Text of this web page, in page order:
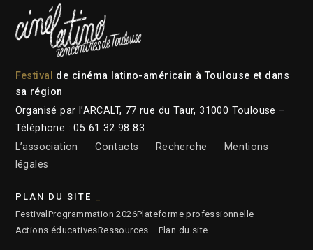
Festival
de cinéma latino-américain à Toulouse et dans
sa région
Organisé par l’ARCALT, 77 rue du Taur, 31000 Toulouse –
Téléphone : 05 61 32 98 83
L’association
Contacts Recherche
Mentions
légales
PLAN DU SITE
FestivalProgrammation 2026Plateforme professionnelle
Actions éducativesRessources— Plan du site